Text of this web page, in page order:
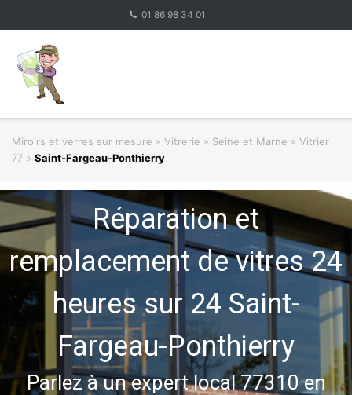
01 86 98 34 01
Miroirs et verres sur mesure » Vitrerie » Seine et Marne » Vitrier
77 » Saint-Fargeau-Ponthierry
Réparation et
remplacement de vitres 24
heures sur 24 Saint-
Fargeau-Ponthierry
Parlez à un expert local 77310 en